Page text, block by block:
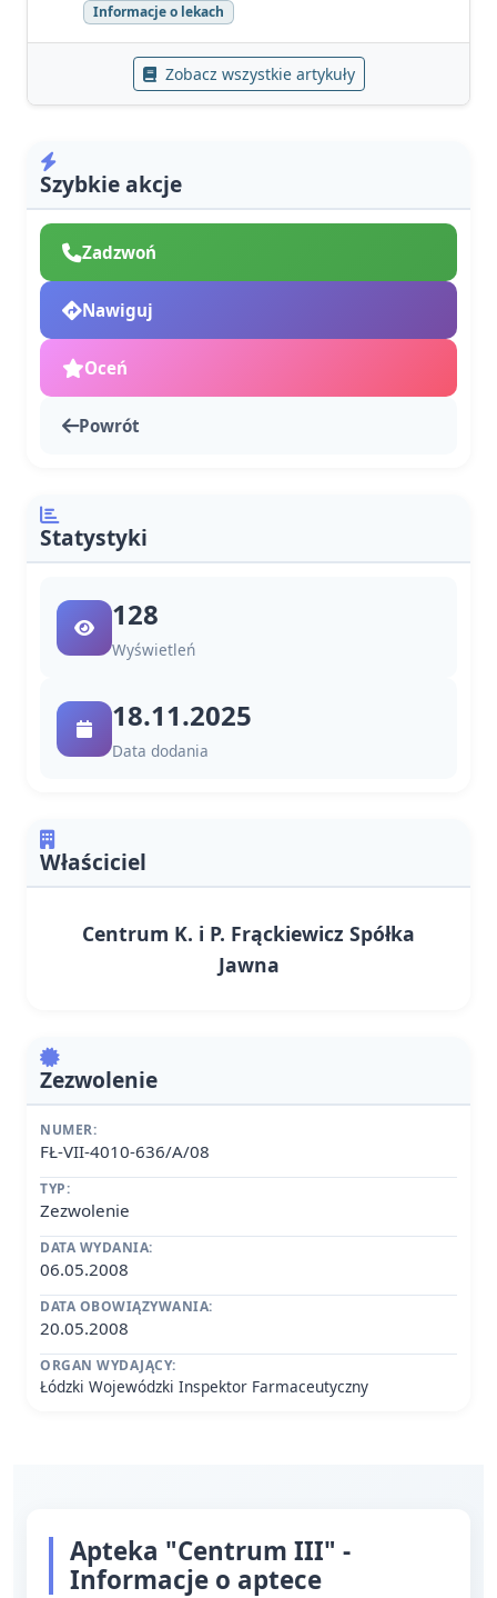
Informacje o lekach
Zobacz wszystkie artykuły
Szybkie akcje
Zadzwoń
Nawiguj
Oceń
Powrót
Statystyki
128
Wyświetleń
18.11.2025
Data dodania
Właściciel
Centrum K. i P. Frąckiewicz Spółka
Jawna
Zezwolenie
NUMER:
FŁ-VII-4010-636/A/08
TYP:
Zezwolenie
DATA WYDANIA:
06.05.2008
DATA OBOWIĄZYWANIA:
20.05.2008
ORGAN WYDAJĄCY:
Łódzki Wojewódzki Inspektor Farmaceutyczny
Apteka "Centrum III" -
Informacje o aptece